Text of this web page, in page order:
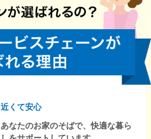
近くて安心
あなたのお家のそばで、快適な暮ら